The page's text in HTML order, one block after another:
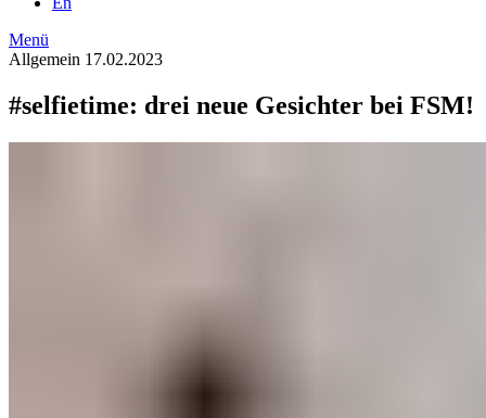
Menü
Allgemein 17.02.2023
#selfietime: drei neue Gesichter bei FSM!